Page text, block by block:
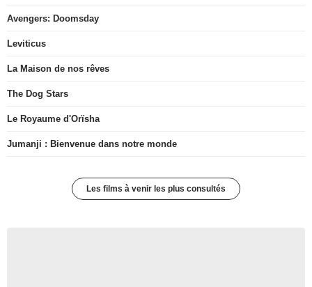
Avengers: Doomsday
Leviticus
La Maison de nos rêves
The Dog Stars
Le Royaume d'Orïsha
Jumanji : Bienvenue dans notre monde
Les films à venir les plus consultés